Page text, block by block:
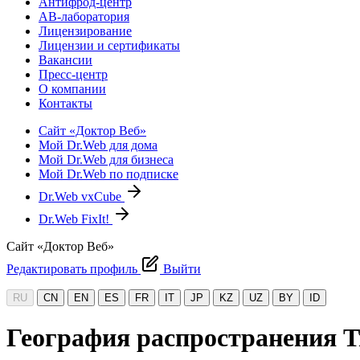
АВ-лаборатория
Лицензирование
Лицензии и сертификаты
Вакансии
Пресс-центр
О компании
Контакты
Сайт «Доктор Веб»
Мой Dr.Web для дома
Мой Dr.Web для бизнеса
Мой Dr.Web по подписке
Dr.Web vxCube
Dr.Web FixIt!
Сайт «Доктор Веб»
Редактировать профиль
Выйти
RU CN EN ES FR IT JP KZ UZ BY ID
География распространения